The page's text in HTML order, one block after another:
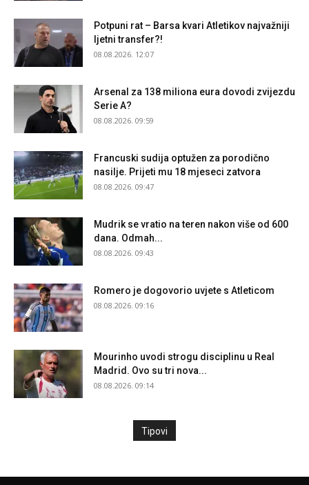
Potpuni rat – Barsa kvari Atletikov najvažniji
ljetni transfer?!
08.08.2026. 12:07
Arsenal za 138 miliona eura dovodi zvijezdu
Serie A?
08.08.2026. 09:59
Francuski sudija optužen za porodično
nasilje. Prijeti mu 18 mjeseci zatvora
08.08.2026. 09:47
Mudrik se vratio na teren nakon više od 600
dana. Odmah...
08.08.2026. 09:43
Romero je dogovorio uvjete s Atleticom
08.08.2026. 09:16
Mourinho uvodi strogu disciplinu u Real
Madrid. Ovo su tri nova...
08.08.2026. 09:14
Tipovi